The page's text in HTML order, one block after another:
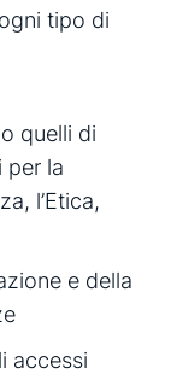
tipo di
quelli di
per la
l’Etica,
e della
accessi